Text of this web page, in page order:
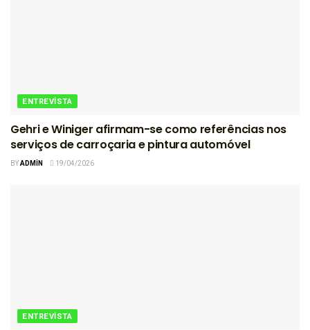
ENTREVISTA
Gehri e Winiger afirmam-se como referências nos
serviços de carroçaria e pintura automóvel
BYADMIN 19/04/2026
ENTREVISTA